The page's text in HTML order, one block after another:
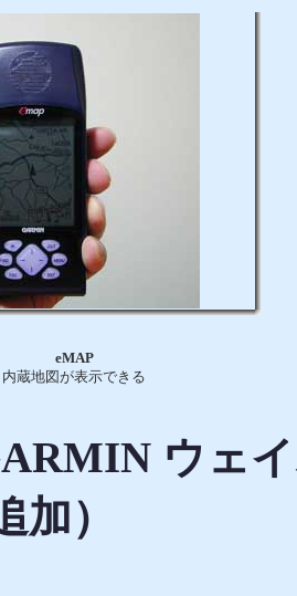
eMAP
内蔵地図が表示できる
ウェ
加）